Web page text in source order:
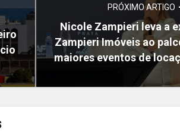
PRÓXIMO ARTIGO
Nicole Zampieri leva a
Zampieri Imóveis ao
maiores eventos de